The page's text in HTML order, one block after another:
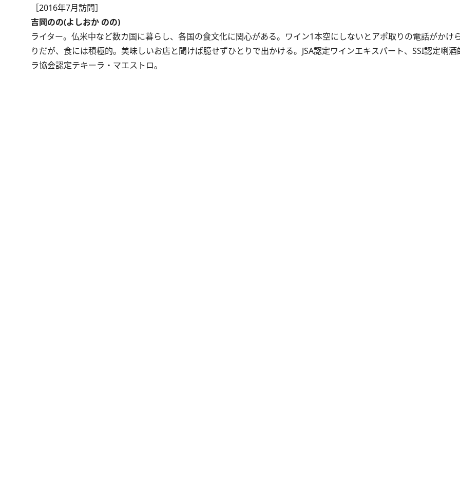
［2016年7月訪問］
吉岡のの(よしおか のの)
ライター。仏米中など数カ国に暮らし、各国の食文化に関心がある。ワイン1本空にしないとアポ取りの電話がかけ
りだが、食には積極的。美味しいお店と聞けば臆せずひとりで出かける。JSA認定ワインエキスパート、SSI認定唎
ラ協会認定テキーラ・マエストロ。